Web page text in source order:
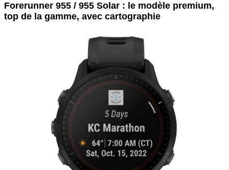
Forerunner 955 / 955 Solar : le modèle premium,
top de la gamme, avec cartographie